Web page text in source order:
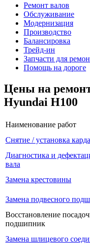
Ремонт валов
Обслуживание
Модернизация
Производство
Балансировка
Трейд-ин
Запчасти для
Помощь на дороге
Цены на
Hyundai H100
Наименование работ
Снятие / установка
Диагностика и
вала
Замена крестовины
Замена подвесного
Восстановление
подшипник
Замена шлицевого